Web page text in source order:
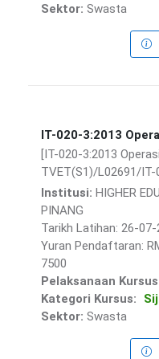
Sektor: Swasta
IT-020-3:2013
[IT-020-3:2013
TVET(S1)/L02691/
Institusi: HIGHER
PINANG
Tarikh Latihan: 26-
Yuran Pendaftaran:
7500
Pelaksanaan
Kategori Kursus:
Sektor: Swasta